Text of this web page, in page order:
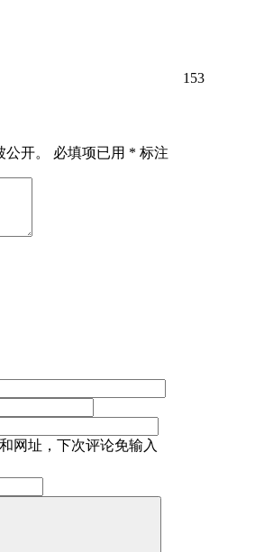
153
开。 必填项已用 * 标注
网址，下次评论免输入